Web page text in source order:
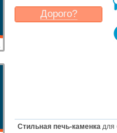
Дорого?
Стильная печь-каменка для